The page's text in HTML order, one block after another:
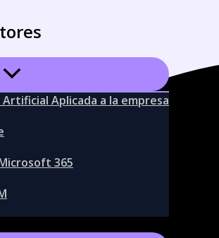
Aplicada a la empresa
365